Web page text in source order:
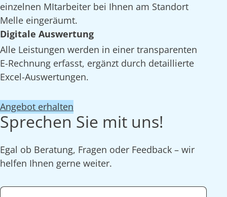
einzelnen MItarbeiter bei Ihnen am Standort
Melle eingeräumt.
Digitale Auswertung
Alle Leistungen werden in einer transparenten
E-Rechnung erfasst, ergänzt durch detaillierte
Excel-Auswertungen.
Angebot erhalten
Sprechen Sie mit uns!
Egal ob Beratung, Fragen oder Feedback – wir
helfen Ihnen gerne weiter.